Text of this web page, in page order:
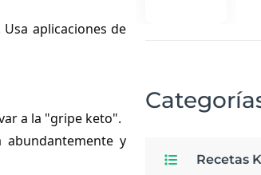
aplicaciones de
a la "gripe keto".
y
Recetas